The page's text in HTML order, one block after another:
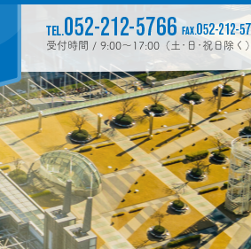
受付時間 / 9:00〜17:00（土･日･祝日除く）